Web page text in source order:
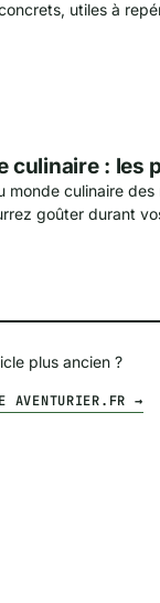
utiles à
culinaire : les
monde culinaire
goûter durant
plus ancien ?
AVENTURIER.FR →